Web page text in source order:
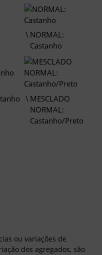
NORMAL:
Castanho
MESCLADO
NORMAL:
Castanho/Preto
ou variações de
dos agregados, são